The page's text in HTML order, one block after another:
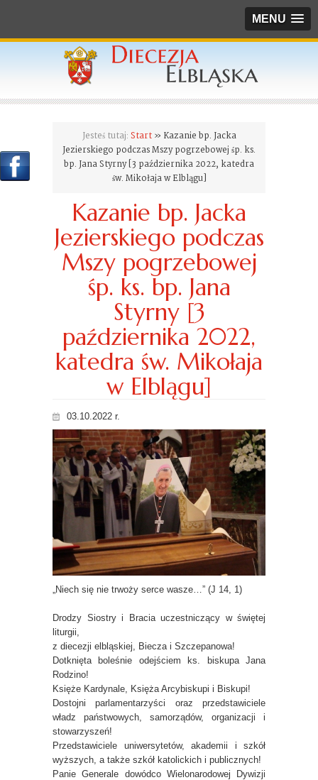
MENU
Jesteś tutaj: Start» Kazanie bp. Jacka
Jezierskiego podczas Mszy pogrzebowej śp. ks.
bp. Jana Styrny [3 października 2022, katedra
św. Mikołaja w Elblągu]
Kazanie bp. Jacka
Jezierskiego podczas
Mszy pogrzebowej
śp. ks. bp. Jana
Styrny [3
października 2022,
katedra św. Mikołaja
w Elblągu]
03.10.2022 r.
„Niech się nie trwoży serce wasze…” (J 14, 1)
Drodzy Siostry i Bracia uczestniczący w świętej
liturgii,
z diecezji elbląskiej, Biecza i Szczepanowa!
Dotknięta boleśnie odejściem ks. biskupa Jana
Rodzino!
Księże Kardynale, Księża Arcybiskupi i Biskupi!
Dostojni parlamentarzyści oraz przedstawiciele
władz państwowych, samorządów, organizacji i
stowarzyszeń!
Przedstawiciele uniwersytetów, akademii i szkół
wyższych, a także szkół katolickich i publicznych!
Panie Generale dowódco Wielonarodowej Dywizji